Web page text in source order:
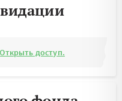
Открыть доступ.